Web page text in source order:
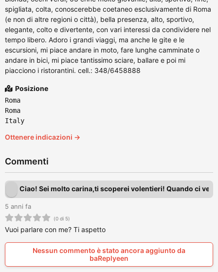
spigliata, colta, conoscerebbe coetaneo esclusivamente di Roma
(e non di altre regioni o città), bella presenza, alto, sportivo,
elegante, colto e divertente, con vari interessi da condividere nel
tempo libero. Adoro i grandi viaggi, ma anche le gite e le
escursioni, mi piace andare in moto, fare lunghe camminate o
andare in bici, mi piace tantissimo sciare, ballare e poi mi
piacciono i ristorantini. cell.: 348/6458888
Posizione
Roma
Roma
Italy
Ottenere indicazioni →
Commenti
Ciao! Sei molto carina,ti scoperei volentieri! Quando ci
5 anni fa
(0 di 5)
Vuoi parlare con me? Ti aspetto
Nessun commento è stato ancora aggiunto da
baReplyeen